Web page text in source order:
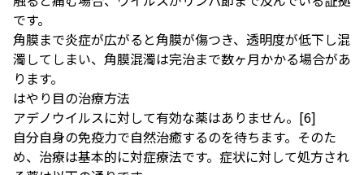
です。
角膜まで炎症が広がると角膜が傷つき、透明度が低下し混
濁してしまい、角膜混濁は完治まで数ヶ月かかる場合があ
ります。
はやり目の治療方法
アデノウイルスに対して有効な薬はありません。 [6]
自分自身の免疫力で自然治癒するのを待ちます。そのた
め、治療は基本的に対症療法です。症状に対して処方され